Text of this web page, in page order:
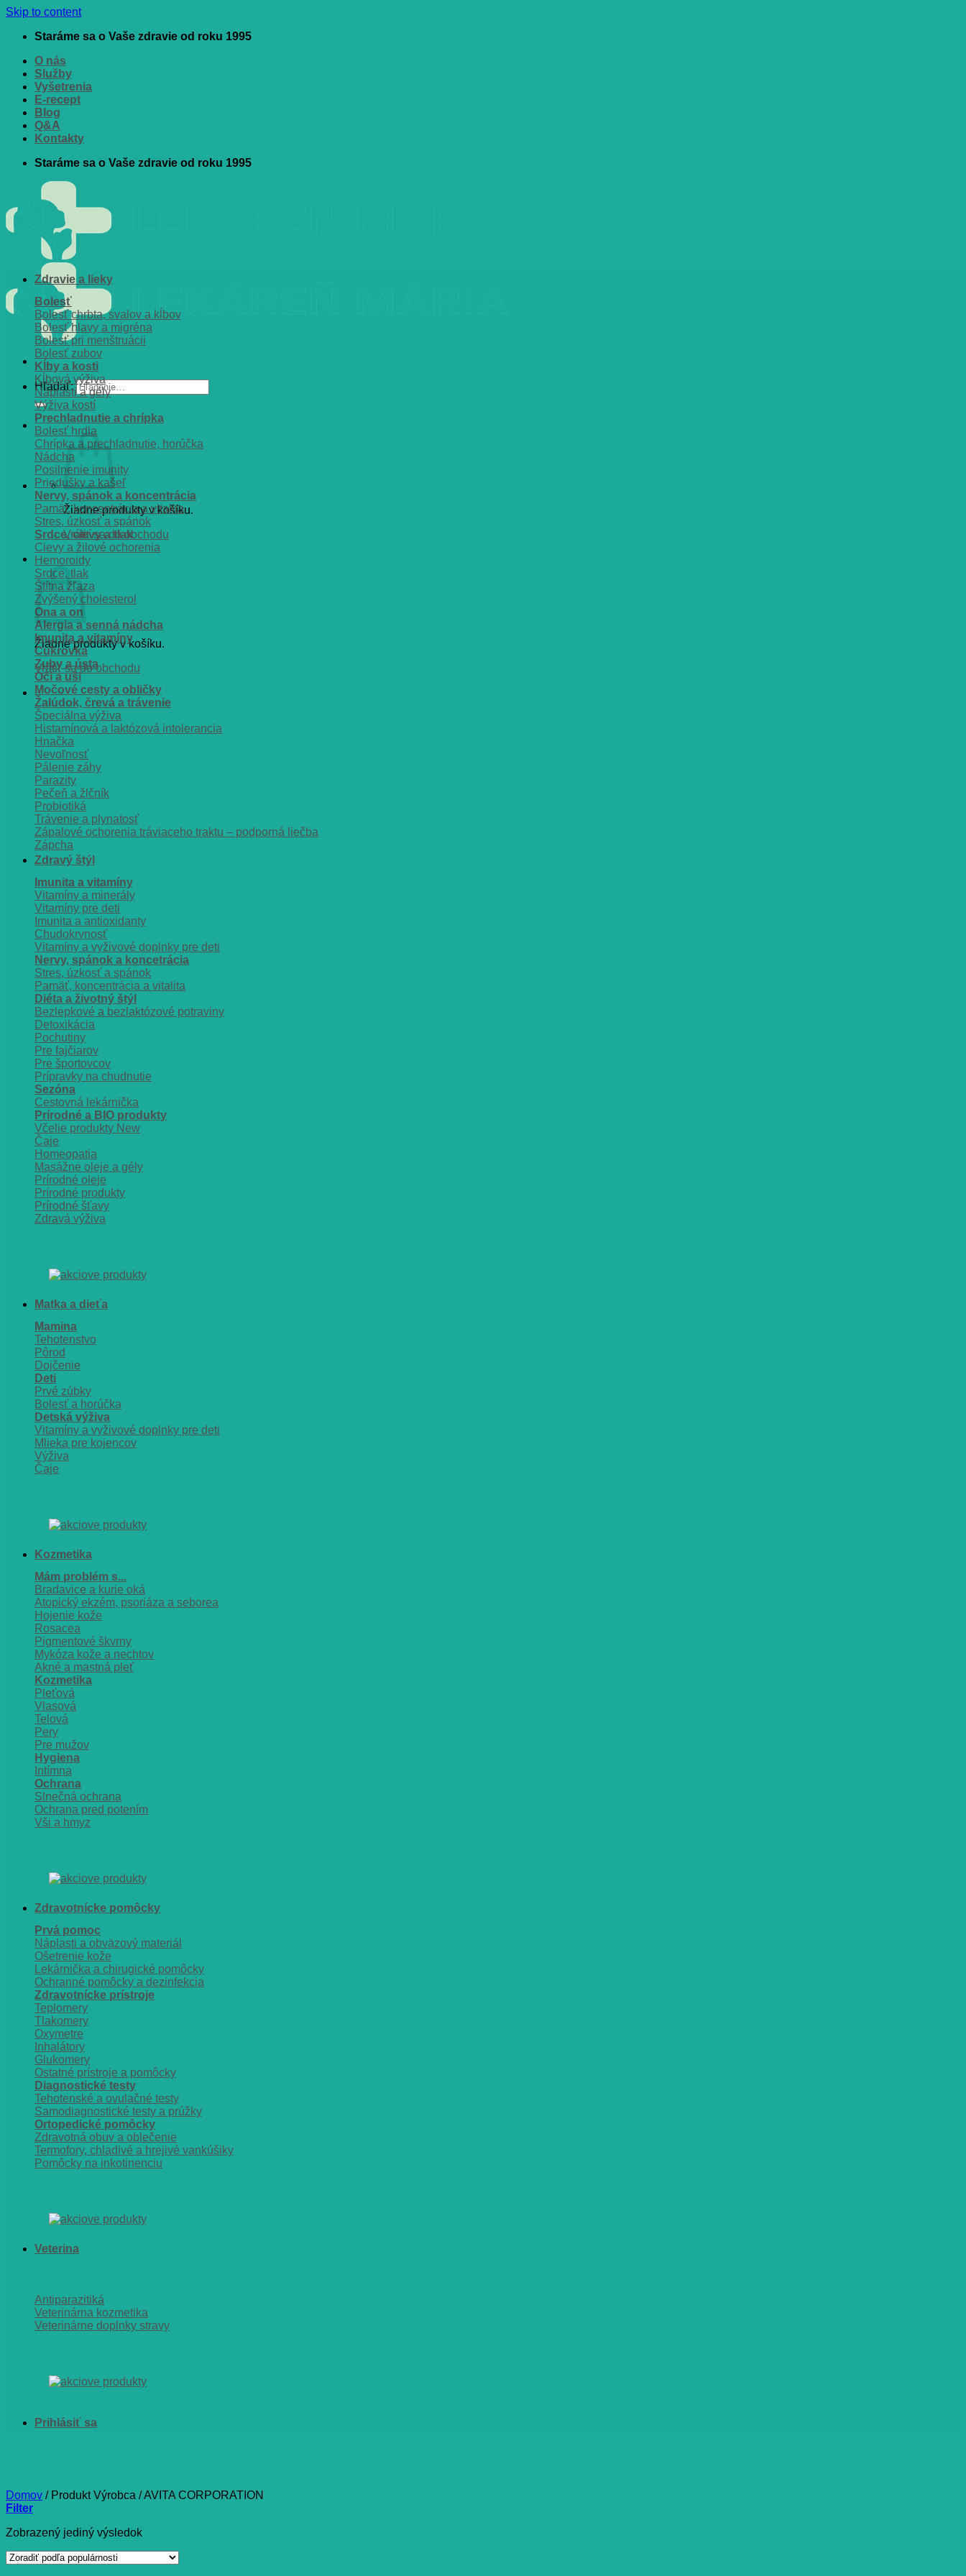
Skip to content
Staráme sa o Vaše zdravie od roku 1995
O nás
Služby
Vyšetrenia
E-recept
Blog
Q&A
Kontakty
Staráme sa o Vaše zdravie od roku 1995
Hľadať:
Žiadne produkty v košíku.
Vrátiť sa do obchodu
Košík
Žiadne produkty v košíku.
Vrátiť sa do obchodu
Zdravie a lieky
Bolesť
Bolesť chrbta, svalov a kĺbov
Bolesť hlavy a migréna
Bolesť pri menštruácii
Bolesť zubov
Kĺby a kosti
Kĺbová výživa
Náplasti a gély
Výživa kostí
Prechladnutie a chrípka
Bolesť hrdla
Chrípka a prechladnutie, horúčka
Nádcha
Posilnenie imunity
Priedušky a kašeľ
Nervy, spánok a koncentrácia
Pamät, koncentrácia a vitalita
Stres, úzkosť a spánok
Srdce, cievy a tlak
Cievy a žilové ochorenia
Hemoroidy
Srdce, tlak
Štítna žľaza
Zvýšený cholesterol
Ona a on
Alergia a senná nádcha
Imunita a vitamíny
Cukrovka
Zuby a ústa
Oči a uši
Močové cesty a obličky
Žalúdok, črevá a trávenie
Špeciálna výživa
Histamínová a laktózová intolerancia
Hnačka
Nevoľnosť
Pálenie záhy
Parazity
Pečeň a žlčník
Probiotiká
Trávenie a plynatosť
Zápalové ochorenia tráviaceho traktu – podporná liečba
Zápcha
Zdravý štýl
Imunita a vitamíny
Vitamíny a minerály
Vitamíny pre deti
Imunita a antioxidanty
Chudokrvnosť
Vitamíny a vyživové doplnky pre deti
Nervy, spánok a koncetrácia
Stres, úzkosť a spánok
Pamäť, koncentrácia a vitalita
Diéta a životný štýl
Bezlepkové a bezlaktózové potraviny
Detoxikácia
Pochutiny
Pre fajčiarov
Pre športovcov
Prípravky na chudnutie
Sezóna
Cestovná lekárnička
Prírodné a BIO produkty
Včelie produkty
Čaje
Homeopatia
Masážne oleje a gély
Prírodné oleje
Prírodné produkty
Prírodné šťavy
Zdravá výživa
Matka a dieťa
Mamina
Tehotenstvo
Pôrod
Dojčenie
Deti
Prvé zúbky
Bolesť a horúčka
Detská výživa
Vitamíny a vyživové doplnky pre deti
Mlieka pre kojencov
Výživa
Čaje
Kozmetika
Mám problém s...
Bradavice a kurie oká
Atopický ekzém, psoriáza a seborea
Hojenie kože
Rosacea
Pigmentové škvrny
Mykóza kože a nechtov
Akné a mastná pleť
Kozmetika
Pleťová
Vlasová
Telová
Pery
Pre mužov
Hygiena
Intímna
Ochrana
Slnečná ochrana
Ochrana pred potením
Vši a hmyz
Zdravotnícke pomôcky
Prvá pomoc
Náplasti a obväzový materiál
Ošetrenie kože
Lekárnička a chirugické pomôcky
Ochranné pomôcky a dezinfekcia
Zdravotnícke prístroje
Teplomery
Tlakomery
Oxymetre
Inhalátory
Glukomery
Ostatné prístroje a pomôcky
Diagnostické testy
Tehotenské a ovulačné testy
Samodiagnostické testy a prúžky
Ortopedické pomôcky
Zdravotná obuv a oblečenie
Termofory, chladivé a hrejivé vankúšiky
Pomôcky na inkotinenciu
Veterina
Antiparazitiká
Veterinárna kozmetika
Veterinárne doplnky stravy
Domov /Produkt Výrobca /AVITA CORPORATION
Filter
Zobrazený jediný výsledok